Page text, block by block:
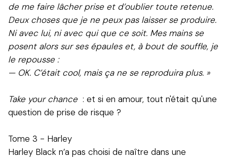
de me faire lâcher prise et d’oublier toute retenue.
Deux choses que je ne peux pas laisser se produire.
Ni avec lui, ni avec qui que ce soit. Mes mains se
posent alors sur ses épaules et, à bout de souffle, je
le repousse :
— OK. C’était cool, mais ça ne se reproduira plus. »
Take your chance : et si en amour, tout n'était qu'une
question de prise de risque ?
Tome 3 - Harley
Harley Black n’a pas choisi de naître dans une